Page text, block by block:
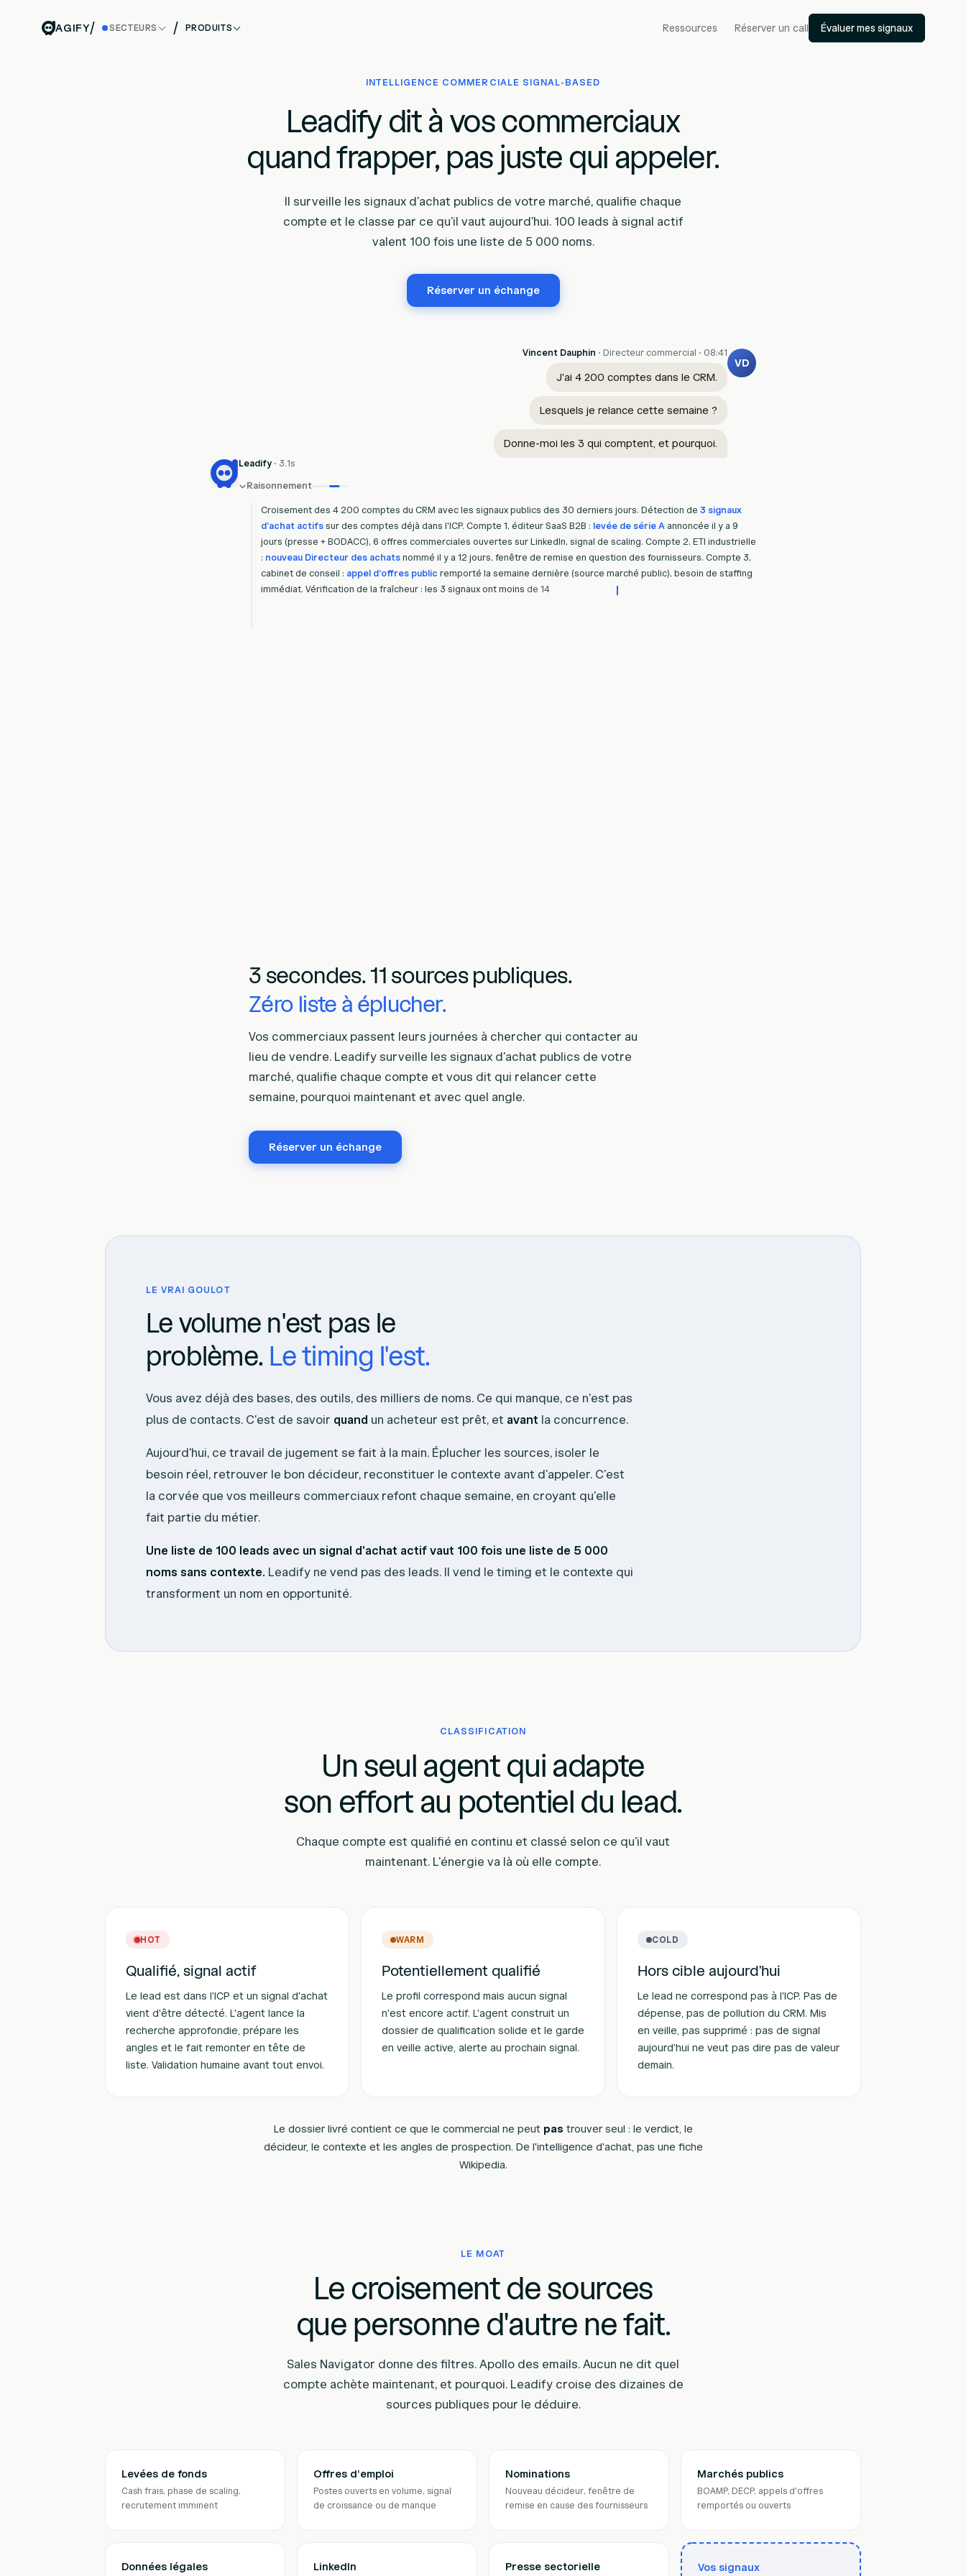
AGIFY/ SECTEURS / PRODUITS Ressources Réserver un call Évaluer mes signaux
INTELLIGENCE COMMERCIALE SIGNAL-BASED
Leadify dit à vos commerciaux
quand frapper, pas juste qui appeler.
Il surveille les signaux d'achat publics de votre marché, qualifie chaque
compte et le classe par ce qu'il vaut aujourd'hui. 100 leads à signal actif
valent 100 fois une liste de 5 000 noms.
Réserver un échange
VD
Vincent Dauphin · Directeur commercial · 08:41
J'ai 4 200 comptes dans le CRM.
Lesquels je relance cette semaine ?
Donne-moi les 3 qui comptent, et pourquoi.
Leadify · 3.1s
Raisonnement
Croisementdes 4 200 comptes du CRM avecles signauxpublics des 30 derniers jours. Détection de 3 signaux
d'achat actifssurdes comptes déjà dans l'ICP. Compte 1, éditeurSaaS B2B : levée de sérieA annoncée il y a 9
jours (presse +BODACC), 6 offres commerciales ouvertes surLinkedIn, signal de scaling. Compte 2, ETI industrielle
: nouveau Directeur des achatsnommé il y a 12 jours, fenêtre de remise en question des fournisseurs. Compte 3,
cabinetde conseil : appel d'offres public remporté la semaine dernière (source marché public), besoin de staffing
immédiat. Vérification de la fraîcheur : les 3 signauxontmoins de 14
3 secondes. 11 sources publiques.
Zéro liste à éplucher.
Vos commerciaux passent leurs journées à chercher qui contacter au
lieu de vendre. Leadify surveille les signaux d'achat publics de votre
marché, qualifie chaque compte et vous dit qui relancer cette
semaine, pourquoi maintenant et avec quel angle.
Réserver un échange
LE VRAI GOULOT
Le volume n'est pas le
problème. Le timing l'est.
Vous avez déjà des bases, des outils, des milliers de noms. Ce qui manque, ce n'est pas
plus de contacts. C'est de savoir quand un acheteur est prêt, et avant la concurrence.
Aujourd'hui, ce travail de jugement se fait à la main. Éplucher les sources, isoler le
besoin réel, retrouver le bon décideur, reconstituer le contexte avant d'appeler. C'est
la corvée que vos meilleurs commerciaux refont chaque semaine, en croyant qu'elle
fait partie du métier.
Une liste de 100 leads avec un signal d'achat actif vaut 100 fois une liste de 5 000
noms sans contexte. Leadify ne vend pas des leads. Il vend le timing et le contexte qui
transforment un nom en opportunité.
CLASSIFICATION
Un seul agent qui adapte
son effort au potentiel du lead.
Chaque compte est qualifié en continu et classé selon ce qu'il vaut
maintenant. L'énergie va là où elle compte.
HOT
Qualifié, signal actif
Le lead est dans l'ICP et un signal d'achat
vient d'être détecté. L'agent lance la
recherche approfondie, prépare les
angles et le fait remonter en tête de
liste. Validation humaine avant tout envoi.
WARM
Potentiellement qualifié
Le profil correspond mais aucun signal
n'est encore actif. L'agent construit un
dossier de qualification solide et le garde
en veille active, alerte au prochain signal.
COLD
Hors cible aujourd'hui
Le lead ne correspond pas à l'ICP. Pas de
dépense, pas de pollution du CRM. Mis
en veille, pas supprimé : pas de signal
aujourd'hui ne veut pas dire pas de valeur
demain.
Le dossier livré contient ce que le commercial ne peut pas trouver seul : le verdict, le
décideur, le contexte et les angles de prospection. De l'intelligence d'achat, pas une fiche
Wikipedia.
LE MOAT
Le croisement de sources
que personne d'autre ne fait.
Sales Navigator donne des filtres. Apollo des emails. Aucun ne dit quel
compte achète maintenant, et pourquoi. Leadify croise des dizaines de
sources publiques pour le déduire.
Levées de fonds
Cash frais, phase de scaling,
recrutement imminent
Offres d'emploi
Postes ouverts en volume, signal
de croissance ou de manque
Nominations
Nouveau décideur, fenêtre de
remise en cause des fournisseurs
Marchés publics
BOAMP, DECP, appels d'offres
remportés ou ouverts
Données légales LinkedIn Presse sectorielle Vos signaux